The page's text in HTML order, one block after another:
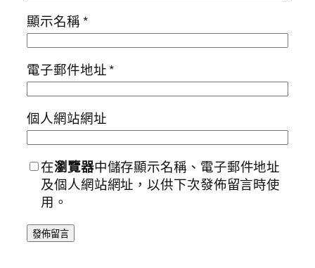
顯示名稱*
電子郵件地址*
個人網站網址
在瀏覽器中儲存顯示名稱、電子郵件地址
及個人網站網址，以供下次發佈留言時使
用。